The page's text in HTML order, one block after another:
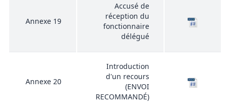
Annexe 19
Accusé de
réception du
fonctionnaire
délégué
Annexe 20
Introduction
d'un recours
(ENVOI
RECOMMANDÉ)